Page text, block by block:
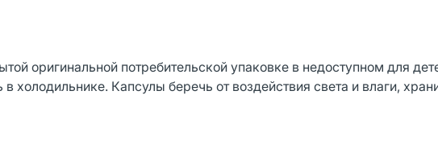
оригинальной потребительской упаковке в недоступном для
холодильнике. Капсулы беречь от воздействия света и влаги,